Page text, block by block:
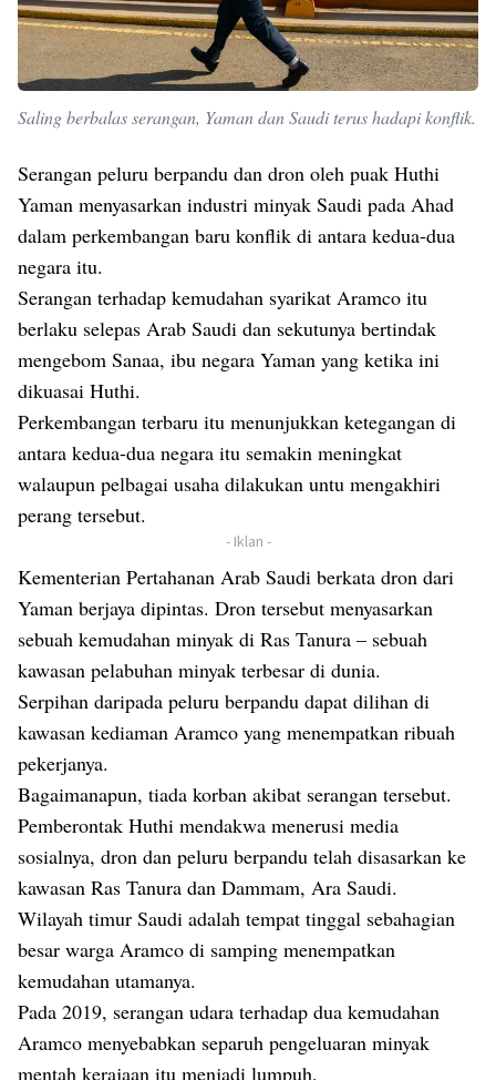
Saling berbalas serangan, Yaman dan Saudi terus hadapi konflik.
Serangan peluru berpandu dan dron oleh puak Huthi
Yaman menyasarkan industri minyak Saudi pada Ahad
dalam perkembangan baru konflik di antara kedua-dua
negara itu.
Serangan terhadap kemudahan syarikat Aramco itu
berlaku selepas Arab Saudi dan sekutunya bertindak
mengebom Sanaa, ibu negara Yaman yang ketika ini
dikuasai Huthi.
Perkembangan terbaru itu menunjukkan ketegangan di
antara kedua-dua negara itu semakin meningkat
walaupun pelbagai usaha dilakukan untu mengakhiri
perang tersebut.
- Iklan -
Kementerian Pertahanan Arab Saudi berkata dron dari
Yaman berjaya dipintas. Dron tersebut menyasarkan
sebuah kemudahan minyak di Ras Tanura – sebuah
kawasan pelabuhan minyak terbesar di dunia.
Serpihan daripada peluru berpandu dapat dilihan di
kawasan kediaman Aramco yang menempatkan ribuah
pekerjanya.
Bagaimanapun, tiada korban akibat serangan tersebut.
Pemberontak Huthi mendakwa menerusi media
sosialnya, dron dan peluru berpandu telah disasarkan ke
kawasan Ras Tanura dan Dammam, Ara Saudi.
Wilayah timur Saudi adalah tempat tinggal sebahagian
besar warga Aramco di samping menempatkan
kemudahan utamanya.
Pada 2019, serangan udara terhadap dua kemudahan
Aramco menyebabkan separuh pengeluaran minyak
mentah kerajaan itu menjadi lumpuh.